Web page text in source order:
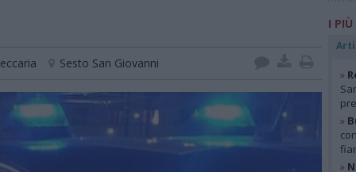
Sesto San Giovanni
I PIÙ
»
»
»